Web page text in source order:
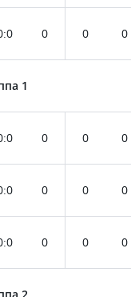
:0 0 0 0
1
:0 0 0 0
:0 0 0 0
:0 0 0 0